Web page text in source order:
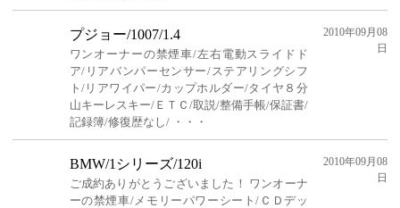
プジョー/1007/1.4
ワンオーナーの禁煙車/左右電動スライドド
ア/リアバンパーセンサー/ステアリングシフ
ト/リアワイパー/カップホルダー/タイヤ８分
山キーレスキー/ＥＴＣ/取説/整備手帳/保証書/
記録簿/修復歴なし/ ・・・
2010年09月08
日
BMW/1シリーズ/120i
ご成約ありがとうございました！ ワンオーナ
ーの禁煙車/メモリーパワーシート/ＣＤデッ
2010年09月08
日